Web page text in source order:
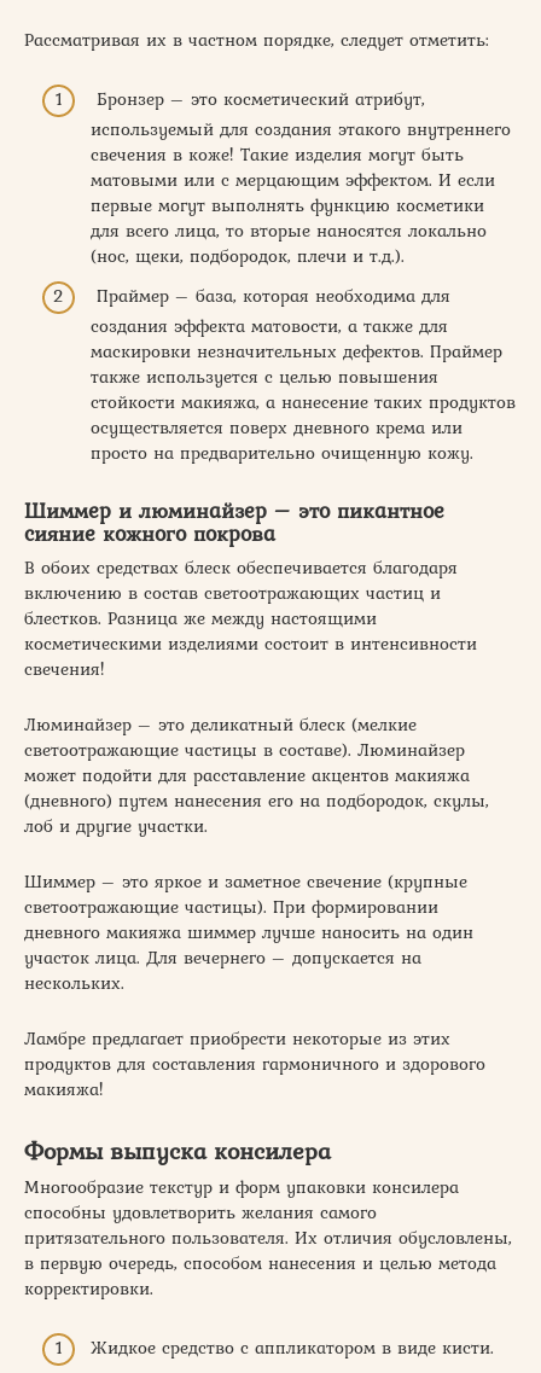
Рассматривая их в частном порядке, следует отметить:
Бронзер – это косметический атрибут,
используемый для создания этакого внутреннего
свечения в коже! Такие изделия могут быть
матовыми или с мерцающим эффектом. И если
первые могут выполнять функцию косметики
для всего лица, то вторые наносятся локально
(нос, щеки, подбородок, плечи и т.д.).
Праймер – база, которая необходима для
создания эффекта матовости, а также для
маскировки незначительных дефектов. Праймер
также используется с целью повышения
стойкости макияжа, а нанесение таких продуктов
осуществляется поверх дневного крема или
просто на предварительно очищенную кожу.
Шиммер и люминайзер – это пикантное
сияние кожного покрова
В обоих средствах блеск обеспечивается благодаря
включению в состав светоотражающих частиц и
блестков. Разница же между настоящими
косметическими изделиями состоит в интенсивности
свечения!
Люминайзер – это деликатный блеск (мелкие
светоотражающие частицы в составе). Люминайзер
может подойти для расставление акцентов макияжа
(дневного) путем нанесения его на подбородок, скулы,
лоб и другие участки.
Шиммер – это яркое и заметное свечение (крупные
светоотражающие частицы). При формировании
дневного макияжа шиммер лучше наносить на один
участок лица. Для вечернего – допускается на
нескольких.
Ламбре предлагает приобрести некоторые из этих
продуктов для составления гармоничного и здорового
макияжа!
Формы выпуска консилера
Многообразие текстур и форм упаковки консилера
способны удовлетворить желания самого
притязательного пользователя. Их отличия обусловлены,
в первую очередь, способом нанесения и целью метода
корректировки.
Жидкое средство с аппликатором в виде кисти.